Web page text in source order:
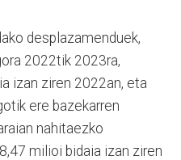
desplazamenduek,
2022tik 2023ra,
izan ziren 2022an, eta
ere bazekarren
nahitaezko
milioi bidaia izan ziren